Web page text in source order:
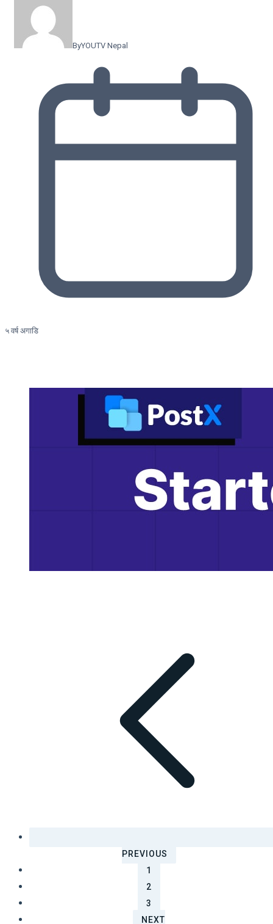
ByYOUTV Nepal
५ वर्ष अगाडि
PREVIOUS
1
2
3
NEXT